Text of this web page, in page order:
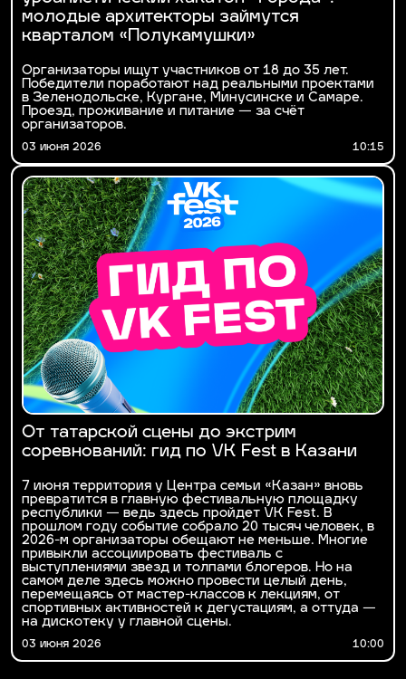
молодые архитекторы займутся
кварталом «Полукамушки»
Организаторы ищут участников от 18 до 35 лет.
Победители поработают над реальными проектами
в Зеленодольске, Кургане, Минусинске и Самаре.
Проезд, проживание и питание — за счёт
организаторов.
03 июня 2026 10:15
От татарской сцены до экстрим
соревнований: гид по VK Fest в Казани
7 июня территория у Центра семьи «Казан» вновь
превратится в главную фестивальную площадку
республики — ведь здесь пройдет VK Fest. В
прошлом году событие собрало 20 тысяч человек, в
2026-м организаторы обещают не меньше. Многие
привыкли ассоциировать фестиваль с
выступлениями звезд и толпами блогеров. Но на
самом деле здесь можно провести целый день,
перемещаясь от мастер-классов к лекциям, от
спортивных активностей к дегустациям, а оттуда —
на дискотеку у главной сцены.
03 июня 2026 10:00